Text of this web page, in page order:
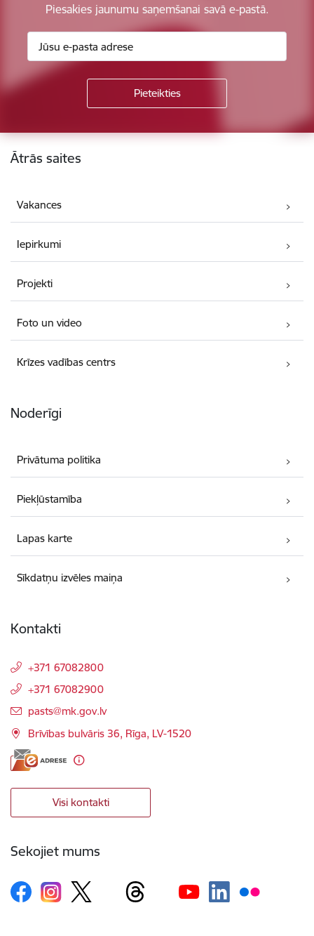
Piesakies jaunumu saņemšanai savā e-pastā.
Kājene
Ātrās saites
Vakances
Iepirkumi
Projekti
Foto un video
Krīzes vadības centrs
Noderīgi
Privātuma politika
Piekļūstamība
Lapas karte
Sīkdatņu izvēles maiņa
Kontakti
+371 67082800
+371 67082900
E-pasts:
pasts@mk.gov.lv
Brīvības bulvāris 36, Rīga, LV-1520
Visi kontakti
Sekojiet mums